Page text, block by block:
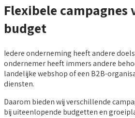
Flexibele campagnes
budget
Iedere onderneming heeft andere
ondernemer heeft immers andere
landelijke webshop of een B2B-
diensten.
Daarom bieden wij verschillende
bij uiteenlopende budgetten en